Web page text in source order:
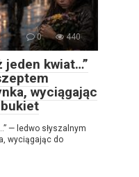
0 440
jeden kwiat…”
wyciągając
— ledwo słyszalnym
wyciągając do